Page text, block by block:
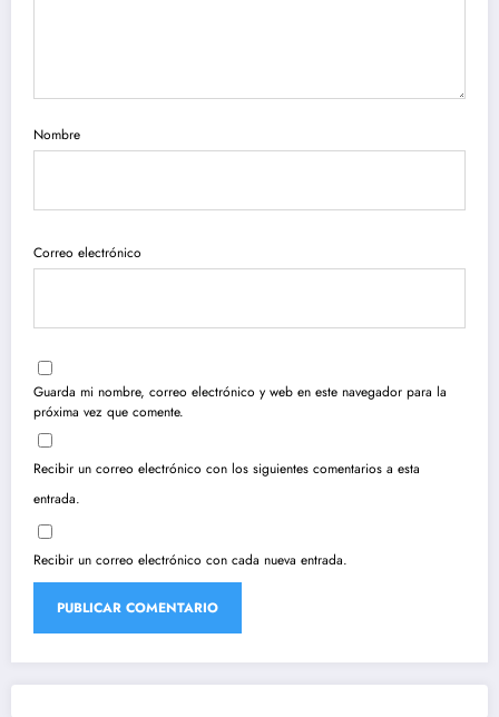
Nombre
Correo electrónico
Guarda mi nombre, correo electrónico y web en este navegador para la
próxima vez que comente.
Recibir un correo electrónico con los siguientes comentarios a esta
entrada.
Recibir un correo electrónico con cada nueva entrada.